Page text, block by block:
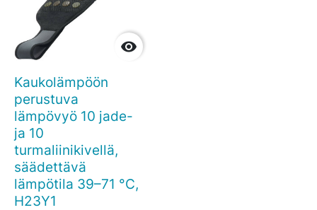

Kaukolämpöön
perustuva
lämpövyö 10 jade-
ja 10
turmaliinikivellä,
säädettävä
lämpötila 39–71 °C,
H23Y1